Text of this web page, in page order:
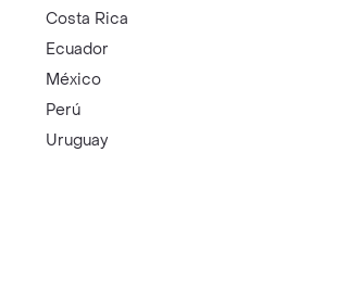
Costa Rica
Ecuador
México
Perú
Uruguay